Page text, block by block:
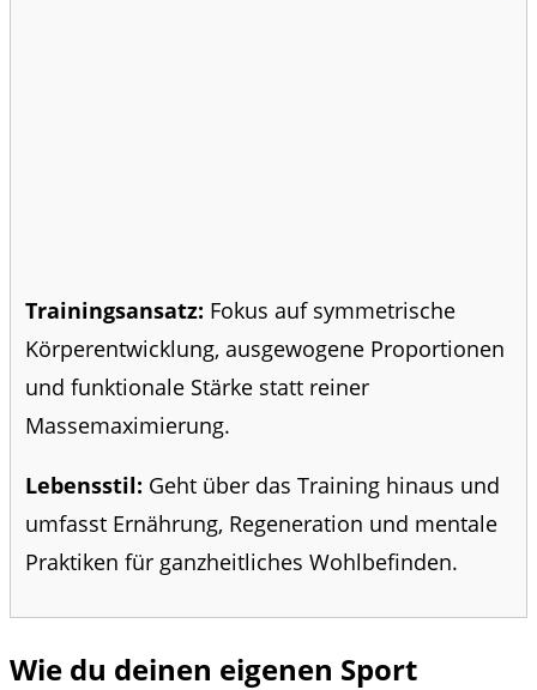
Trainingsansatz: Fokus auf symmetrische
Körperentwicklung, ausgewogene Proportionen
und funktionale Stärke statt reiner
Massemaximierung.
Lebensstil: Geht über das Training hinaus und
umfasst Ernährung, Regeneration und mentale
Praktiken für ganzheitliches Wohlbefinden.
Wie du deinen eigenen Sport